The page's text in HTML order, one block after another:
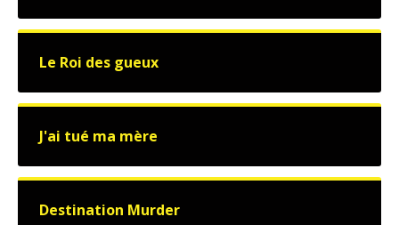
Le Roi des gueux
J'ai tué ma mère
Destination Murder